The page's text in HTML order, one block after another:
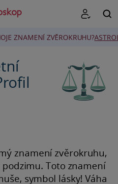
ZNAMENÍ ZVĚROKRUHU?
znamení zvěrokruhu,
Toto znamení
symbol lásky! Váha